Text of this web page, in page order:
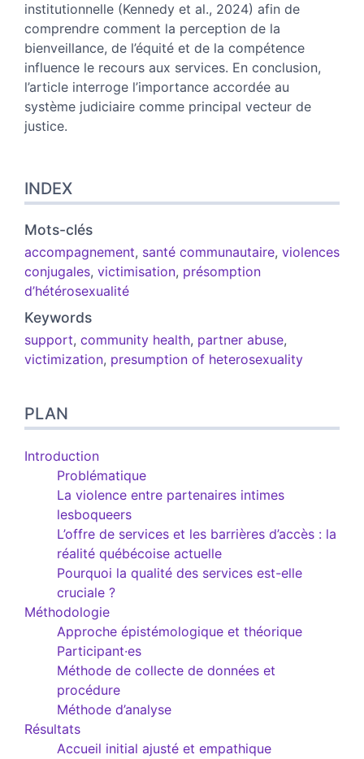
institutionnelle (Kennedy et al., 2024) afin de
comprendre comment la perception de la
bienveillance, de l’équité et de la compétence
influence le recours aux services. En conclusion,
l’article interroge l’importance accordée au
système judiciaire comme principal vecteur de
justice.
INDEX
Mots-clés
accompagnement, santé communautaire, violences
conjugales, victimisation, présomption
d’hétérosexualité
Keywords
support, community health, partner abuse,
victimization, presumption of heterosexuality
PLAN
Introduction
Problématique
La violence entre partenaires intimes
lesboqueers
L’offre de services et les barrières d’accès : la
réalité québécoise actuelle
Pourquoi la qualité des services est-elle
cruciale ?
Méthodologie
Approche épistémologique et théorique
Participant·es
Méthode de collecte de données et
procédure
Méthode d’analyse
Résultats
Accueil initial ajusté et empathique